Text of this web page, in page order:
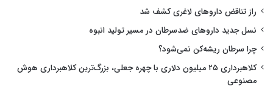
راز تناقض داروهای لاغری کشف شد
نسل جدید داروهای ضدسرطان در مسیر تولید انبوه
چرا سرطان ریشه‌کن نمی‌شود؟
کلاهبرداری ۲۵ میلیون دلاری با چهره جعلی، بزرگ‌ترین کلاهبرداری هوش
مصنوعی